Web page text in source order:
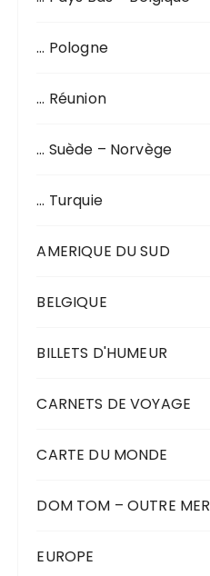
… Pologne
… Réunion
… Suède – Norvège
… Turquie
AMERIQUE DU SUD
BELGIQUE
BILLETS D'HUMEUR
CARNETS DE VOYAGE
CARTE DU MONDE
DOM TOM – OUTRE MER
EUROPE